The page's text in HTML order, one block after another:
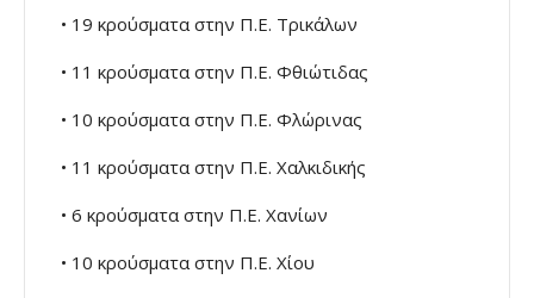
• 19 κρούσματα στην Π.Ε. Τρικάλων
• 11 κρούσματα στην Π.Ε. Φθιώτιδας
• 10 κρούσματα στην Π.Ε. Φλώρινας
• 11 κρούσματα στην Π.Ε. Χαλκιδικής
• 6 κρούσματα στην Π.Ε. Χανίων
• 10 κρούσματα στην Π.Ε. Χίου